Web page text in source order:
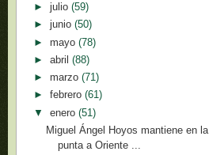
► julio (59)
► junio (50)
► mayo (78)
► abril (88)
► marzo (71)
► febrero (61)
▼ enero (51)
Miguel Ángel Hoyos mantiene en la
punta a Oriente ...